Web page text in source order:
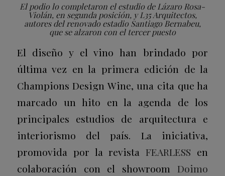
El podio lo completaron el estudio de Lázaro Rosa-
Violán, en segunda posición, y L35 Arquitectos,
autores del renovado estadio Santiago Bernabeu,
que se alzaron con el tercer puesto
El diseño y el vino han brindado por
última vez en la primera edición de la
Champions Design Wine, una cita que ha
marcado un hito en la agenda de los
principales estudios de arquitectura e
interiorismo del país. La iniciativa,
promovida por la revistaFEARLESS en
colaboración con el showroom Doimo